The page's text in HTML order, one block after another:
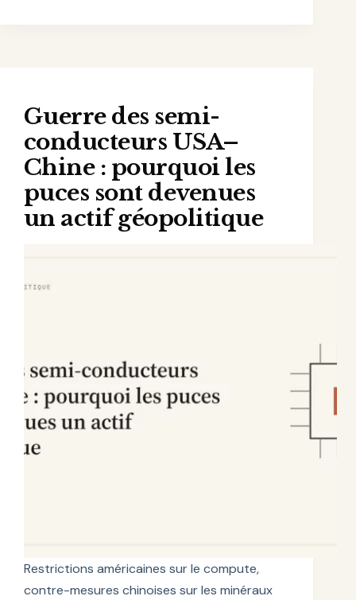
Guerre des semi-
conducteurs USA–
Chine : pourquoi les
puces sont devenues
un actif géopolitique
Restrictions américaines sur le compute,
contre-mesures chinoises sur les minéraux